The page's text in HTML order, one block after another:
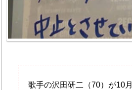
歌手の沢田研二（70）が10